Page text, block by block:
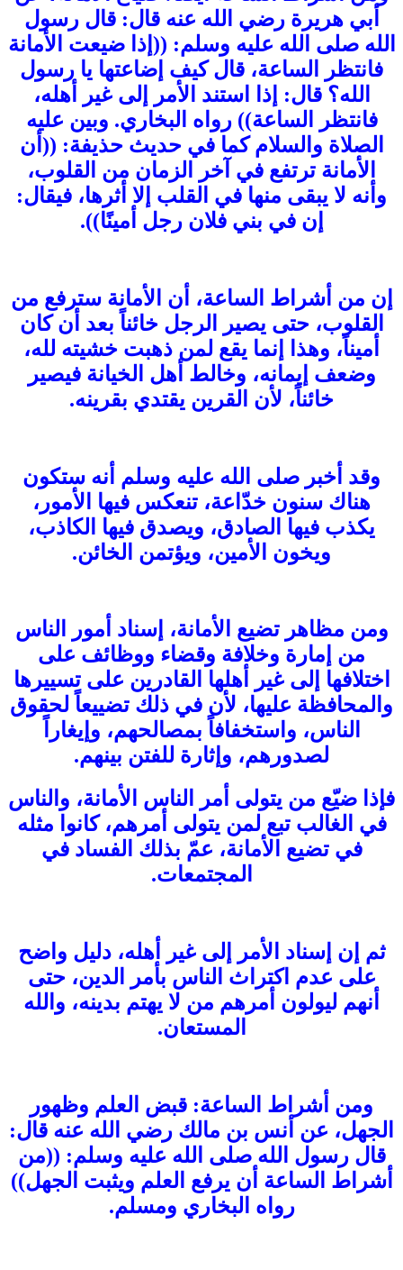
أبي هريرة رضي الله عنه قال: قال رسول
الله صلى الله عليه وسلم: ((إذا ضيعت الأمانة
فانتظر الساعة، قال كيف إضاعتها يا رسول
الله؟ قال: إذا استند الأمر إلى غير أهله،
فانتظر الساعة)) رواه البخاري. وبين عليه
الصلاة والسلام كما في حديث حذيفة: ((أن
الأمانة ترتفع في آخر الزمان من القلوب،
وأنه لا يبقى منها في القلب إلا أثرها، فيقال:
إن في بني فلان رجل أمينًا)).
إن من أشراط الساعة، أن الأمانة سترفع من
القلوب، حتى يصير الرجل خائناً بعد أن كان
أميناً، وهذا إنما يقع لمن ذهبت خشيته لله،
وضعف إيمانه، وخالط أهل الخيانة فيصير
خائناً، لأن القرين يقتدي بقرينه.
وقد أخبر صلى الله عليه وسلم أنه ستكون
هناك سنون خدّاعة، تنعكس فيها الأمور،
يكذب فيها الصادق، ويصدق فيها الكاذب،
ويخون الأمين، ويؤتمن الخائن.
ومن مظاهر تضيع الأمانة، إسناد أمور الناس
من إمارة وخلافة وقضاء ووظائف على
اختلافها إلى غير أهلها القادرين على تسييرها
والمحافظة عليها، لأن في ذلك تضييعاً لحقوق
الناس، واستخفافاً بمصالحهم، وإيغاراً
لصدورهم، وإثارة للفتن بينهم.
فإذا ضيّع من يتولى أمر الناس الأمانة، والناس
في الغالب تبع لمن يتولى أمرهم، كانوا مثله
في تضيع الأمانة، عمّ بذلك الفساد في
المجتمعات.
ثم إن إسناد الأمر إلى غير أهله، دليل واضح
على عدم اكتراث الناس بأمر الدين، حتى
أنهم ليولون أمرهم من لا يهتم بدينه، والله
المستعان.
ومن أشراط الساعة: قبض العلم وظهور
الجهل، عن أنس بن مالك رضي الله عنه قال:
قال رسول الله صلى الله عليه وسلم: ((من
أشراط الساعة أن يرفع العلم ويثبت الجهل))
رواه البخاري ومسلم.